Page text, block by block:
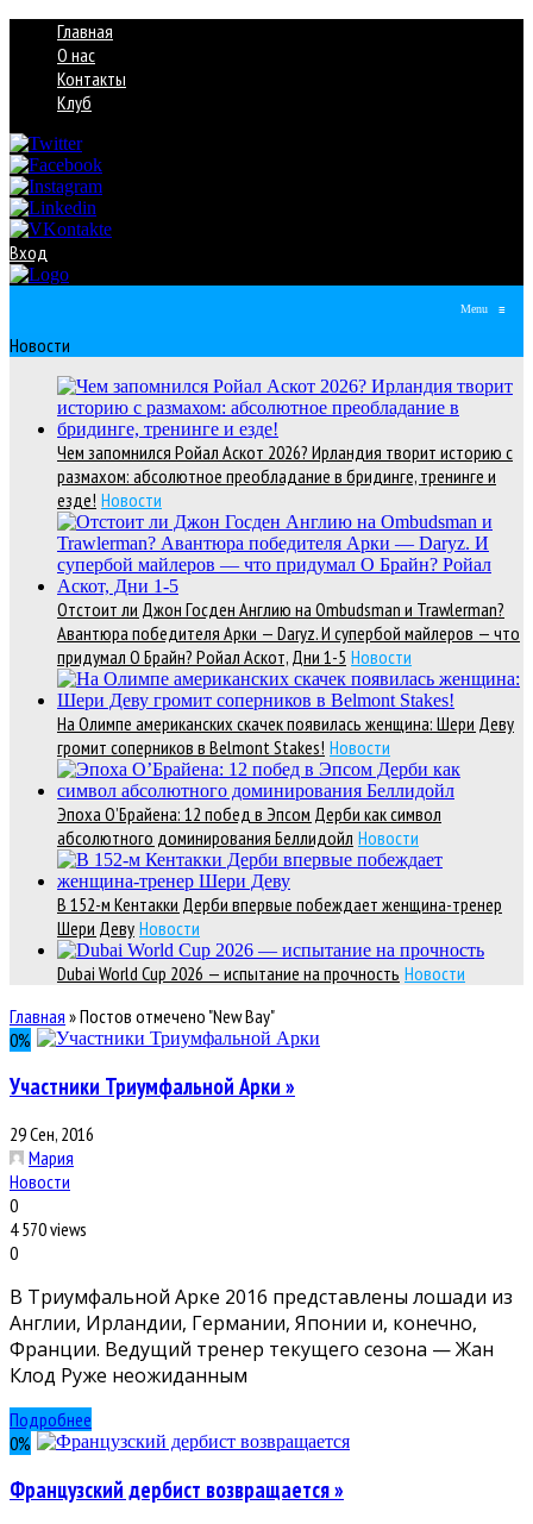
Главная
О нас
Контакты
Клуб
Вход
Menu ≡
Новости
Чем запомнился Ройал Аскот 2026? Ирландия творит историю с
размахом: абсолютное преобладание в бридинге, тренинге и
езде! Новости
Отстоит ли Джон Госден Англию на Ombudsman и Trawlerman?
Авантюра победителя Арки — Daryz. И супербой майлеров — что
придумал О Брайн? Ройал Аскот, Дни 1-5 Новости
На Олимпе американских скачек появилась женщина: Шери Деву
громит соперников в Belmont Stakes! Новости
Эпоха О’Брайена: 12 побед в Эпсом Дерби как символ
абсолютного доминирования Беллидойл Новости
В 152-м Кентакки Дерби впервые побеждает женщина-тренер
Шери Деву Новости
Dubai World Cup 2026 — испытание на прочность Новости
Главная »Постов отмечено "New Bay"
0%
Участники Триумфальной Арки »
29 Сен, 2016
Мария
Новости
0
4 570 views
0
В Триумфальной Арке 2016 представлены лошади из
Англии, Ирландии, Германии, Японии и, конечно,
Франции. Ведущий тренер текущего сезона — Жан
Клод Руже неожиданным
Подробнее
0%
Французский дербист возвращается »